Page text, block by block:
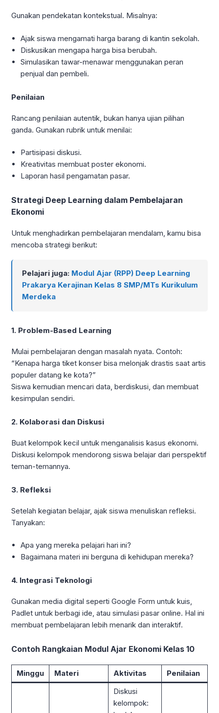
Gunakan pendekatan kontekstual. Misalnya:
Ajak siswa mengamati harga barang di kantin sekolah.
Diskusikan mengapa harga bisa berubah.
Simulasikan tawar-menawar menggunakan peran
penjual dan pembeli.
Penilaian
Rancang penilaian autentik, bukan hanya ujian pilihan
ganda. Gunakan rubrik untuk menilai:
Partisipasi diskusi.
Kreativitas membuat poster ekonomi.
Laporan hasil pengamatan pasar.
Strategi Deep Learning dalam Pembelajaran
Ekonomi
Untuk menghadirkan pembelajaran mendalam, kamu bisa
mencoba strategi berikut:
Pelajari juga: Modul Ajar (RPP) Deep Learning
Prakarya Kerajinan Kelas 8 SMP/MTs Kurikulum
Merdeka
1. Problem-Based Learning
Mulai pembelajaran dengan masalah nyata. Contoh:
“Kenapa harga tiket konser bisa melonjak drastis saat artis
populer datang ke kota?”
Siswa kemudian mencari data, berdiskusi, dan membuat
kesimpulan sendiri.
2. Kolaborasi dan Diskusi
Buat kelompok kecil untuk menganalisis kasus ekonomi.
Diskusi kelompok mendorong siswa belajar dari perspektif
teman-temannya.
3. Refleksi
Setelah kegiatan belajar, ajak siswa menuliskan refleksi.
Tanyakan:
Apa yang mereka pelajari hari ini?
Bagaimana materi ini berguna di kehidupan mereka?
4. Integrasi Teknologi
Gunakan media digital seperti Google Form untuk kuis,
Padlet untuk berbagi ide, atau simulasi pasar online. Hal ini
membuat pembelajaran lebih menarik dan interaktif.
Contoh Rangkaian Modul Ajar Ekonomi Kelas 10
Minggu Materi Aktivitas
Penilaian
Diskusi
kelompok: